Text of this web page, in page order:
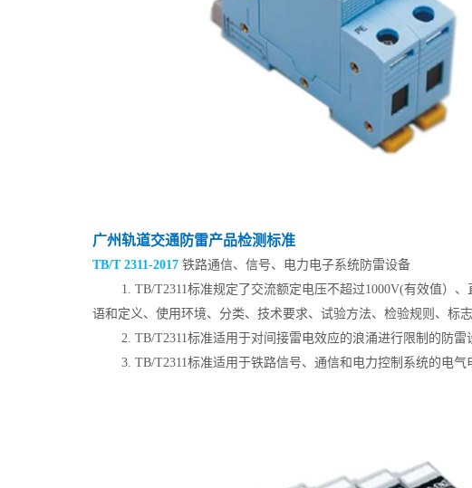
广州轨道交通防雷产品检测标准
TB/T 2311-2017 铁路通信、信号、电力电子系统防雷设备
1. TB/T2311标准规定了交流额定电压不超过1000V(有效值）
语和定义、使用环境、分类、技术要求、试验方法、检验规则、标
2. TB/T2311标准适用于对间接雷电效应的浪涌进行限制的防雷
3. TB/T2311标准适用于铁路信号、通信和电力控制系统的电